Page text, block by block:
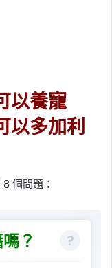
以養寵
以多加利
個問題：
？